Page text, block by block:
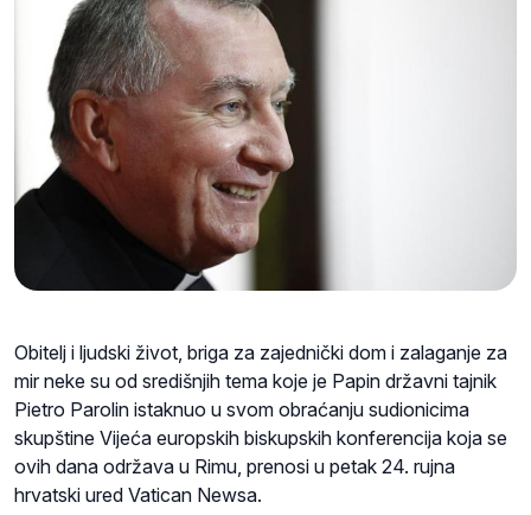
Obitelj i ljudski život, briga za zajednički dom i zalaganje za
mir neke su od središnjih tema koje je Papin državni tajnik
Pietro Parolin istaknuo u svom obraćanju sudionicima
skupštine Vijeća europskih biskupskih konferencija koja se
ovih dana održava u Rimu, prenosi u petak 24. rujna
hrvatski ured Vatican Newsa.